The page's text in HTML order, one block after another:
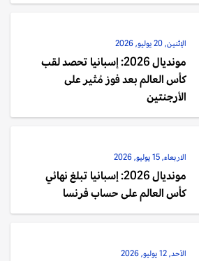
الإثنين, 20 يوليو, 2026
مونديال 2026: إسبانيا تحصد لقب
كأس العالم بعد فوز مُثير على
الأرجنتين
الاربعاء, 15 يوليو, 2026
مونديال 2026: إسبانيا تبلغ نهائي
كأس العالم على حساب فرنسا
الأحد, 12 يوليو, 2026